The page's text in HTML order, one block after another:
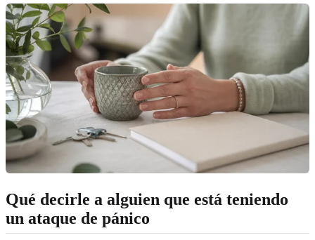
Qué decirle a alguien que está teniendo
un ataque de pánico